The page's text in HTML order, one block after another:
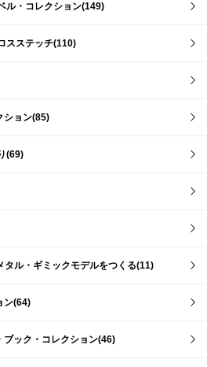
ル・コレクション(149)
スステッチ(110)
ション(85)
(69)
タル・ギミックモデルをつくる(11)
ン(64)
ック・コレクション(46)